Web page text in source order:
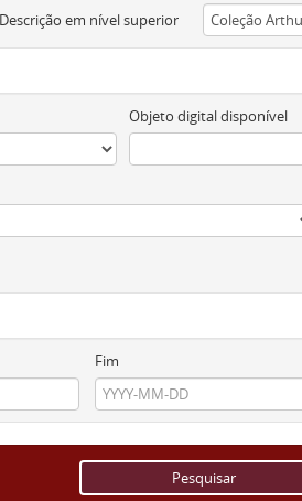
Descrição em nível superior
Objeto digital disponível
Fim